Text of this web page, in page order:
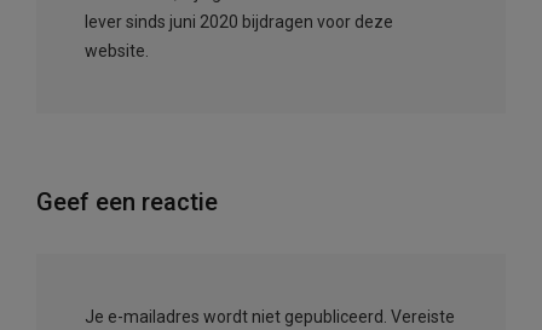
lever sinds juni 2020 bijdragen voor deze
website.
Geef een reactie
Je e-mailadres wordt niet gepubliceerd. Vereiste